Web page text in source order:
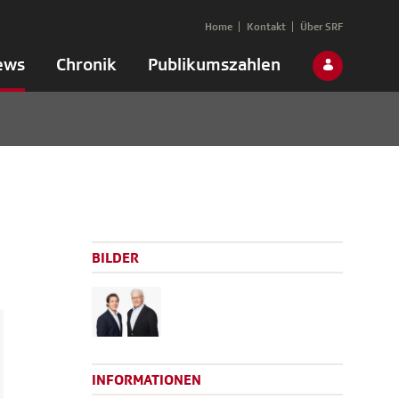
Chronik Publikumszahlen
Home Kontakt Über SRF
BILDER
INFORMATIONEN